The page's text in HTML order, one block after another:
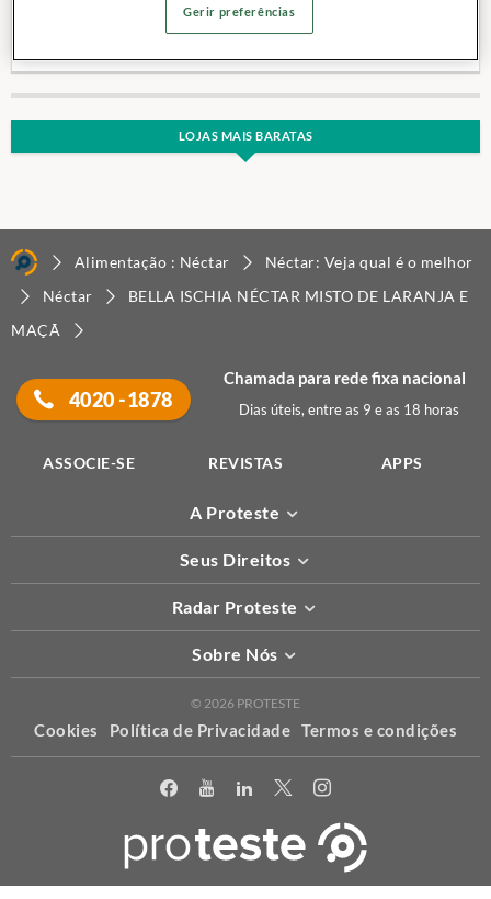
LOJAS MAIS BARATAS
Alimentação : Néctar
Néctar: Veja qual é o melhor
Néctar
BELLA ISCHIA NÉCTAR MISTO DE LARANJA E
MAÇÃ
4020 -1878
Chamada para rede fixa nacional
Dias úteis, entre as 9 e as 18 horas
ASSOCIE-SE REVISTAS APPS
A Proteste
Seus Direitos
Radar Proteste
Sobre Nós
© 2026 PROTESTE
Cookies Política de Privacidade Termos e condições
Gerir preferências